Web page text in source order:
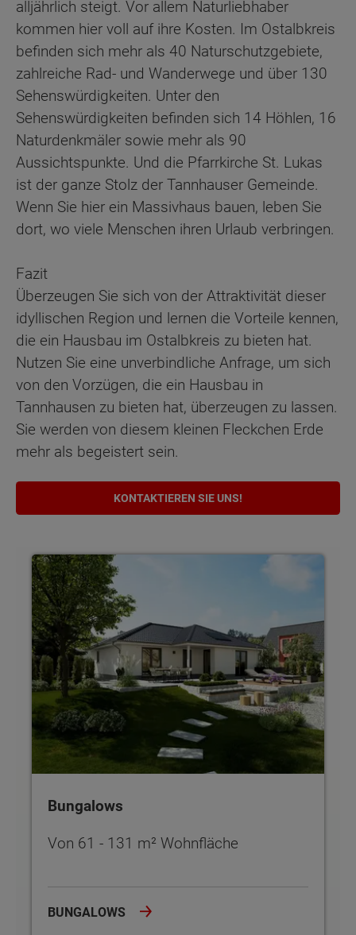
alljährlich steigt. Vor allem Naturliebhaber
kommen hier voll auf ihre Kosten. Im Ostalbkreis
befinden sich mehr als 40 Naturschutzgebiete,
zahlreiche Rad- und Wanderwege und über 130
Sehenswürdigkeiten. Unter den
Sehenswürdigkeiten befinden sich 14 Höhlen, 16
Naturdenkmäler sowie mehr als 90
Aussichtspunkte. Und die Pfarrkirche St. Lukas
ist der ganze Stolz der Tannhauser Gemeinde.
Wenn Sie hier ein Massivhaus bauen, leben Sie
dort, wo viele Menschen ihren Urlaub verbringen.
Fazit
Überzeugen Sie sich von der Attraktivität dieser
idyllischen Region und lernen die Vorteile kennen,
die ein Hausbau im Ostalbkreis zu bieten hat.
Nutzen Sie eine unverbindliche Anfrage, um sich
von den Vorzügen, die ein Hausbau in
Tannhausen zu bieten hat, überzeugen zu lassen.
Sie werden von diesem kleinen Fleckchen Erde
mehr als begeistert sein.
KONTAKTIEREN SIE UNS!
Bungalows
Bungalows
Von 61 - 131 m² Wohnfläche
BUNGALOWS